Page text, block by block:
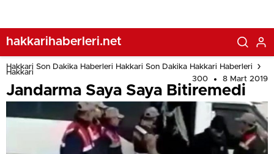
hakkarihaberleri.net
Hakkari Son Dakika Haberleri Hakkari Son Dakika Hakkari Haberleri
Hakkari
300
8 Mart 2019
Jandarma Saya Saya Bitiremedi